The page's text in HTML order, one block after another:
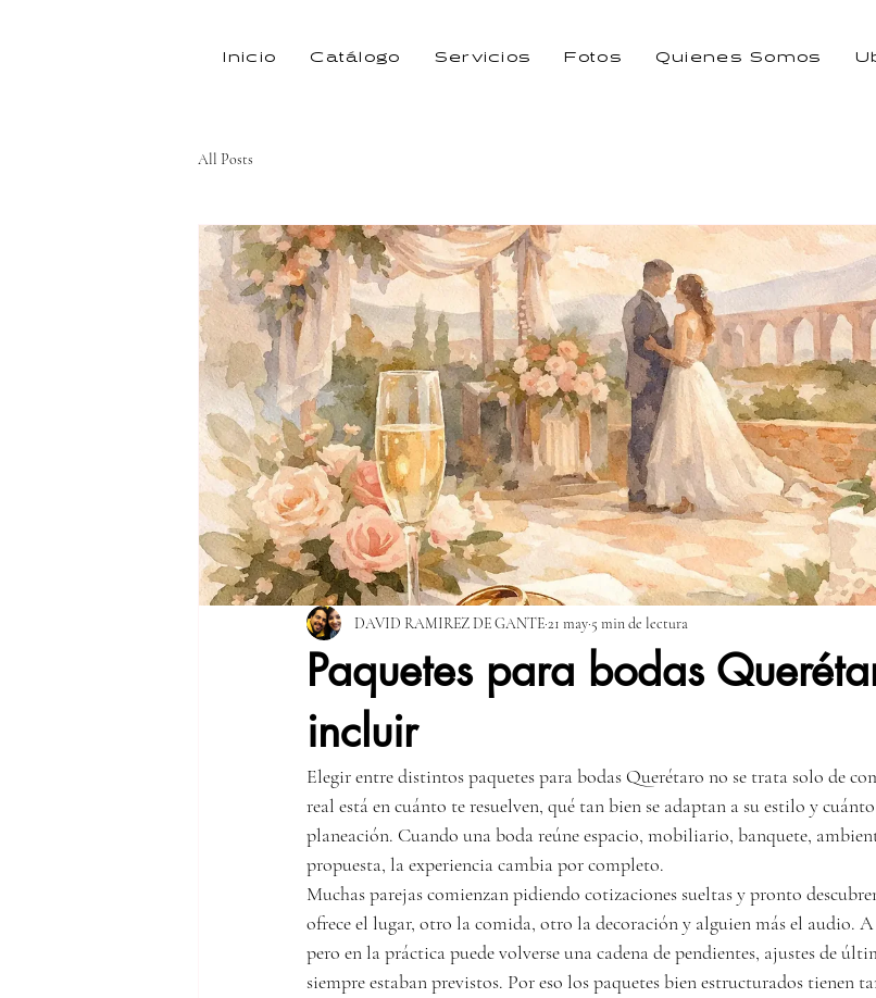
Inicio Catálogo Servicios Fotos Quienes Somos
All Posts
Paquetes para bodas
incluir
DAVID RAMIREZ DE GANTE21 may5 min de lectura
Elegir entre distintos paquetes para bodas Querétaro no se trata solo de
real está en cuánto te resuelven, qué tan bien se adaptan a su estilo y
planeación. Cuando una boda reúne espacio, mobiliario, banquete,
propuesta, la experiencia cambia por completo.
Muchas parejas comienzan pidiendo cotizaciones sueltas y pronto
ofrece el lugar, otro la comida, otro la decoración y alguien más el audio.
pero en la práctica puede volverse una cadena de pendientes, ajustes de
siempre estaban previstos. Por eso los paquetes bien estructurados tienen